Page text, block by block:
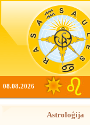
08.08.2026
Astroloģija